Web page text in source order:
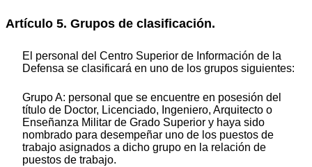
Artículo 5. Grupos de clasificación.
El personal del Centro Superior de Información de la
Defensa se clasificará en uno de los grupos siguientes:
Grupo A: personal que se encuentre en posesión del
título de Doctor, Licenciado, Ingeniero, Arquitecto o
Enseñanza Militar de Grado Superior y haya sido
nombrado para desempeñar uno de los puestos de
trabajo asignados a dicho grupo en la relación de
puestos de trabajo.